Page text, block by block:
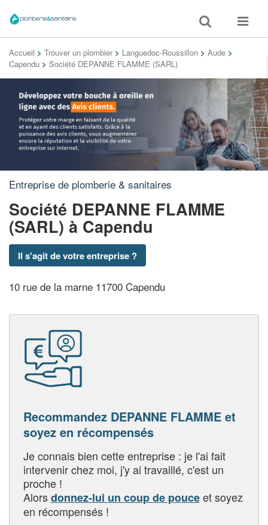
Toggle
search
Toggle
Accueil > Trouver un plombier > Languedoc-Roussillon > Aude >
Capendu > Société DEPANNE FLAMME (SARL)
Entreprise de plomberie & sanitaires
Société DEPANNE FLAMME
(SARL) à Capendu
Il s'agit de votre entreprise ?
10 rue de la marne 11700 Capendu
Recommandez DEPANNE FLAMME et
soyez en récompensés
Je connais bien cette entreprise : je l'ai fait
intervenir chez moi, j'y ai travaillé, c'est un
proche !
Alorsdonnez-lui un coup de pouceet soyez
en récompensés !